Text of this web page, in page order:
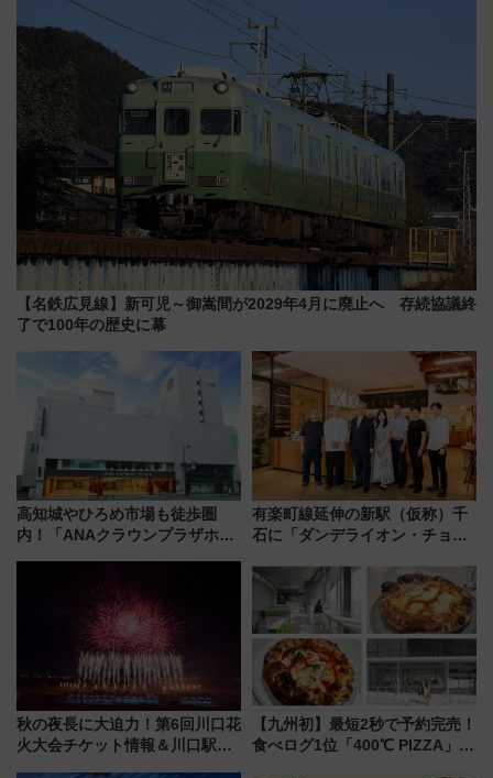
帰省動向調査】
【名鉄広見線】新可児～御嵩間が2029年4月に廃止へ 存続協議終
了で100年の歴史に幕
高知城やひろめ市場も徒歩圏
内！「ANAクラウンプラザホテ
有楽町線延伸の新駅（仮称）千
石に「ダンデライオン・チョコ
1億円出資で挑む新時代のまちづ
くりとは？
秋の夜長に大迫力！第6回川口花
火大会チケット情報＆川口駅か
【九州初】最短2秒で予約完売！
食べログ1位「400℃ PIZZA」が